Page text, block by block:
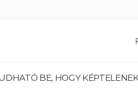
BE, HOGY